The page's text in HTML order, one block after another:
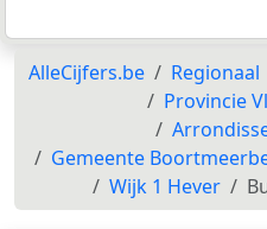
AlleCijfers.be Regionaal
Provincie
Gemeente
Wijk 1 Hever